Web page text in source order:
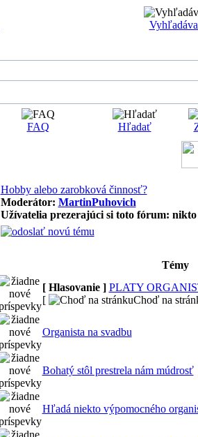
FAQ Hľadať
Hobby alebo zarobková činnosť?
Moderátor: MartinPuhovich
Užívatelia prezerajúci si toto fórum:
Témy
[ Hlasovanie ] PLATY
[
Choď na
Organista na svadbu
Bohatý stôl prestrela nám múdrosť
Hľadá niekto výpomocného